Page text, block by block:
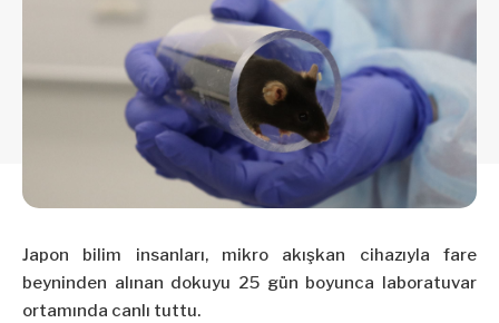
Japon bilim insanları, mikro akışkan cihazıyla fare
beyninden alınan dokuyu 25 gün boyunca laboratuvar
ortamında canlı tuttu.